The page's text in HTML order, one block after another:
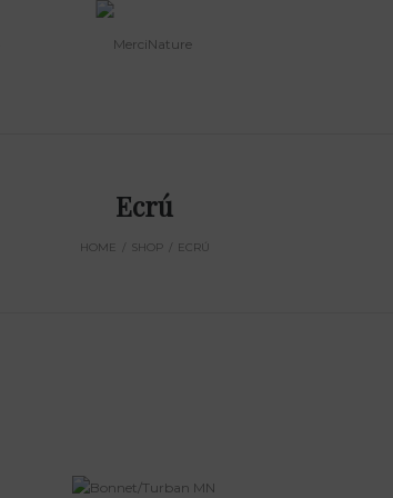
Ecrú
HOME SHOP ECRÚ